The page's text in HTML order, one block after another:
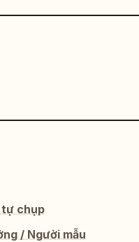
tự chụp
/ Người mẫu